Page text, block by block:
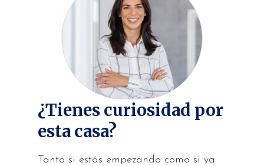
¿Tienes curiosidad por
esta casa?
Tanto si estás empezando como si ya